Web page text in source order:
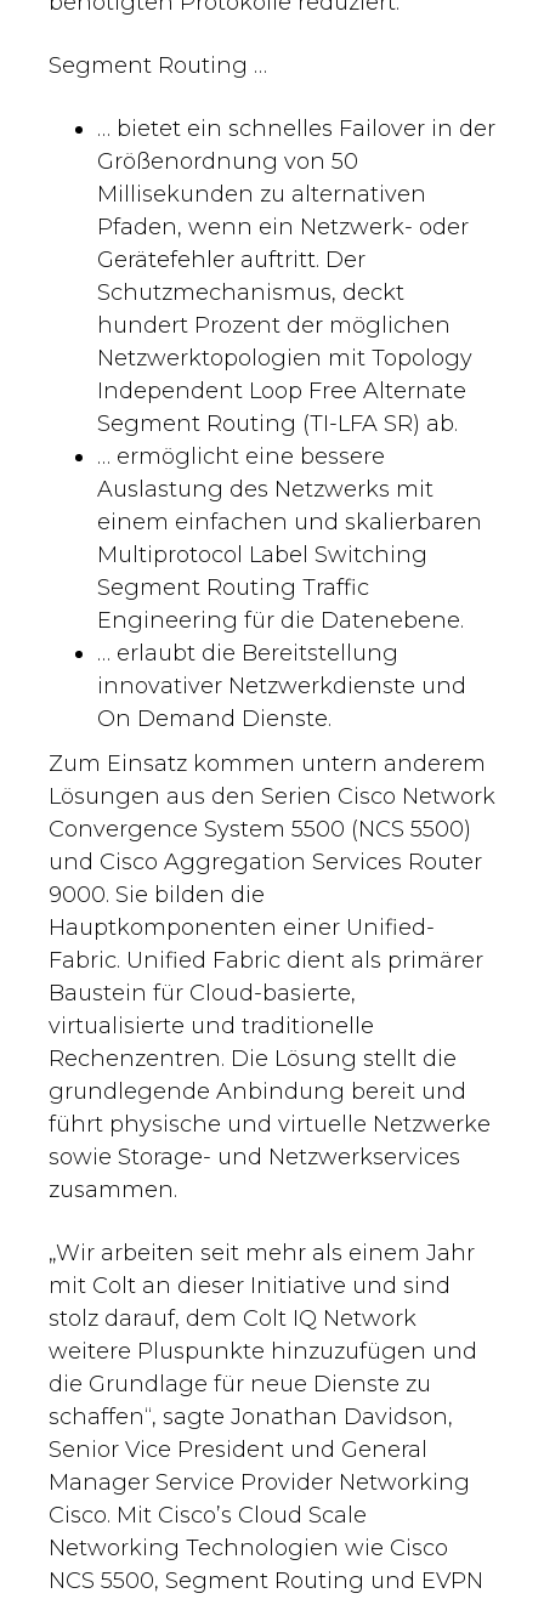
Segment Routing …
… bietet ein schnelles Failover in der
Größenordnung von 50
Millisekunden zu alternativen
Pfaden, wenn ein Netzwerk- oder
Gerätefehler auftritt. Der
Schutzmechanismus, deckt
hundert Prozent der möglichen
Netzwerktopologien mit Topology
Independent Loop Free Alternate
Segment Routing (TI-LFA SR) ab.
… ermöglicht eine bessere
Auslastung des Netzwerks mit
einem einfachen und skalierbaren
Multiprotocol Label Switching
Segment Routing Traffic
Engineering für die Datenebene.
… erlaubt die Bereitstellung
innovativer Netzwerkdienste und
On Demand Dienste.
Zum Einsatz kommen untern anderem
Lösungen aus den Serien Cisco Network
Convergence System 5500 (NCS 5500)
und Cisco Aggregation Services Router
9000. Sie bilden die
Hauptkomponenten einer Unified-
Fabric. Unified Fabric dient als primärer
Baustein für Cloud-basierte,
virtualisierte und traditionelle
Rechenzentren. Die Lösung stellt die
grundlegende Anbindung bereit und
führt physische und virtuelle Netzwerke
sowie Storage- und Netzwerkservices
zusammen.
„Wir arbeiten seit mehr als einem Jahr
mit Colt an dieser Initiative und sind
stolz darauf, dem Colt IQ Network
weitere Pluspunkte hinzuzufügen und
die Grundlage für neue Dienste zu
schaffen“, sagte Jonathan Davidson,
Senior Vice President und General
Manager Service Provider Networking
Cisco. Mit Cisco’s Cloud Scale
Networking Technologien wie Cisco
NCS 5500, Segment Routing und EVPN